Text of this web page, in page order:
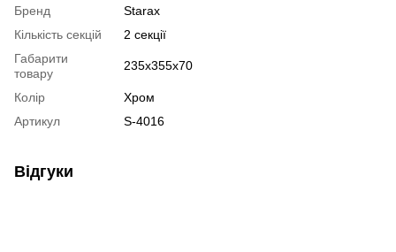
Бренд
Starax
Кількість секцій
2 секції
Габарити
товару
235х355х70
Колір
Хром
Артикул
S-4016
Відгуки